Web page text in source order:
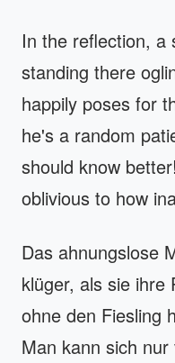
In the reflection, a
standing there
happily poses for
he's a random
should know
oblivious to how
Das ahnungslose
klüger, als sie ihre
ohne den Fiesling
Man kann sich